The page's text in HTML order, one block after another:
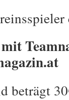
beträgt